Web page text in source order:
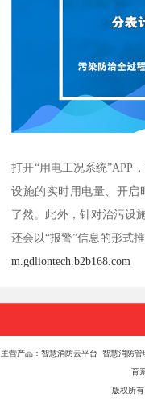
打开“用电工况系统”APP
设施的实时用电量、开启
了然。此外，针对治污设
还会以“报警”信息的形式
m.gdliontech.b2b168.com
主营产品：智慧消防云平台 智慧消防
育
版权所